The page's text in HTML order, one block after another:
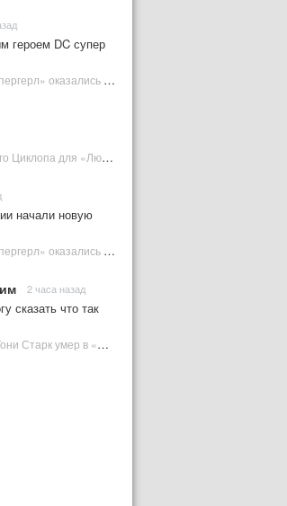
героем DC супер
Итоговые сборы «Супергерл» оказались худшими для DC за два десятилетия | Plugged In Ru
Marvel выбрали нового Циклопа для «Людей Икс» | Plugged In Ru
начали новую
Итоговые сборы «Супергерл» оказались худшими для DC за два десятилетия | Plugged In Ru
2 часа назад
сказать что так
Объяснено, почему Тони Старк умер в «Мстителях: Финал» вместо Стива Роджерса